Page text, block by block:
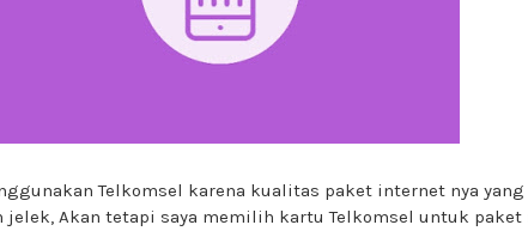
Telkomsel karena kualitas paket internet nya
jelek, Akan tetapi saya memilih kartu Telkomsel untuk